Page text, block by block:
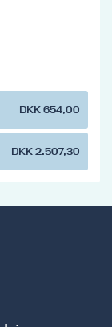
DKK 654,00
DKK 2.507,30